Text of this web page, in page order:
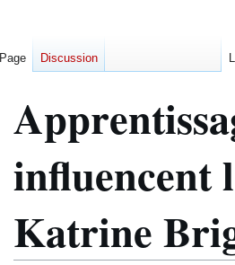
influencent
Katrine
Page Discussion